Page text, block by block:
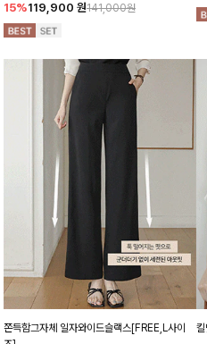
15%119,900 원141,000원
쫀득함그자체 일자와이드슬랙스[FREE,L사이